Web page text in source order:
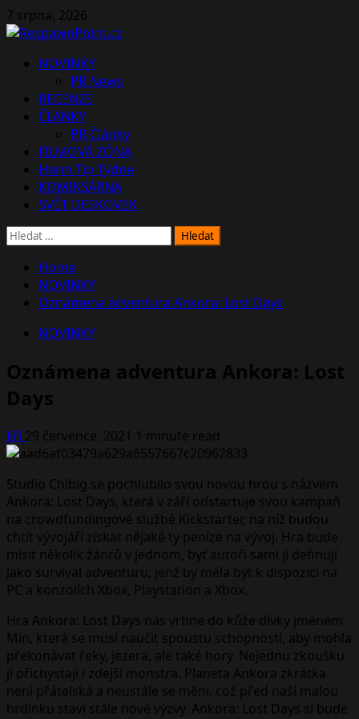
Skip
to
7 srpna, 2026
PrimaryNOVINKY
PR News
RECENZE
ČLÁNKY
PR Články
FILMOVÁ ZÓNA
Herní Tip Týdne
KOMIKSÁRNA
SVĚT DESKOVEK
Vyhledávání
Home
NOVINKY
Oznámena adventura Ankora: Lost Days
NOVINKY
Oznámena adventura Ankora: Lost
Days
Jiří29 července, 2021 1 minute read
Studio Chibig se pochlubilo svou novou hrou s názvem
Ankora: Lost Days, která v září odstartuje svou kampaň
na crowdfundingové službě Kickstarter, na níž budou
chtít vývojáři získat nějaké ty peníze na vývoj. Hra bude
mísit několik žánrů v jednom, byť autoři sami jí definují
jako survival adventuru, jenž by měla být k dispozici na
PC a konzolích Xbox, Playstation a Xbox.
Hra Ankora: Lost Days nás vrhne do kůže dívky jménem
Min, která se musí naučit spoustu schopností, aby mohla
překonávat řeky, jezera, ale také hory. Nejednu zkoušku
jí přichystají i zdejší monstra. Planeta Ankora zkrátka
není přátelská a neustále se mění, což před naší malou
hrdinku staví stále nové výzvy. Ankora: Lost Days si bude